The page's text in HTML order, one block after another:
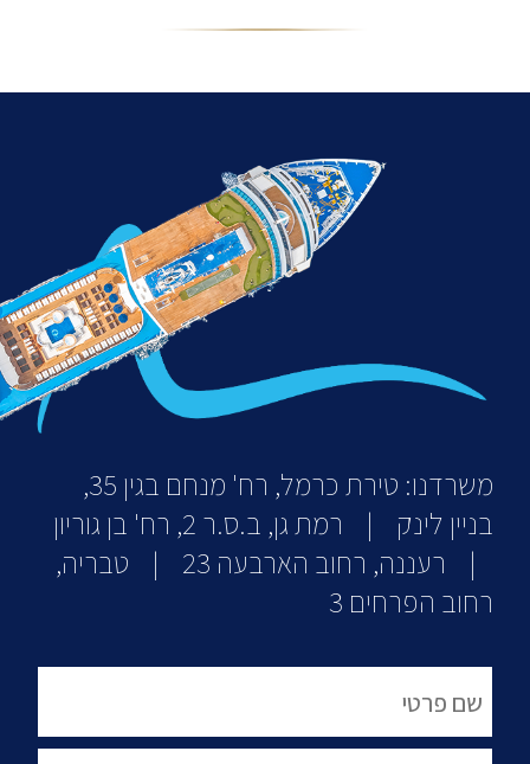
משרדנו: טירת כרמל, רח' מנחם בגין 35,
בניין לינק | רמת גן, ב.ס.ר 2, רח' בן גוריון
| רעננה, רחוב הארבעה 23 | טבריה,
רחוב הפרחים 3